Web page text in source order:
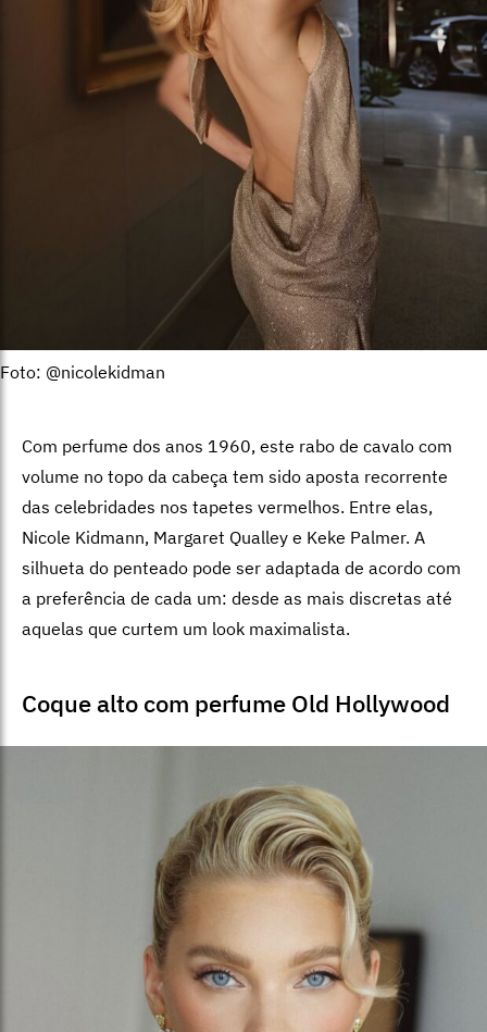
Foto: @nicolekidman
Com perfume dos anos 1960, este rabo de cavalo com
volume no topo da cabeça tem sido aposta recorrente
das celebridades nos tapetes vermelhos. Entre elas,
Nicole Kidmann, Margaret Qualley e Keke Palmer. A
silhueta do penteado pode ser adaptada de acordo com
a preferência de cada um: desde as mais discretas até
aquelas que curtem um look maximalista.
Coque alto com perfume Old Hollywood